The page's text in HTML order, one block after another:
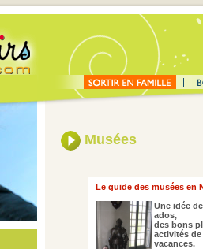
Musées
Le guide des musées en
Une idée
ados,
des bons
activités
vacances.